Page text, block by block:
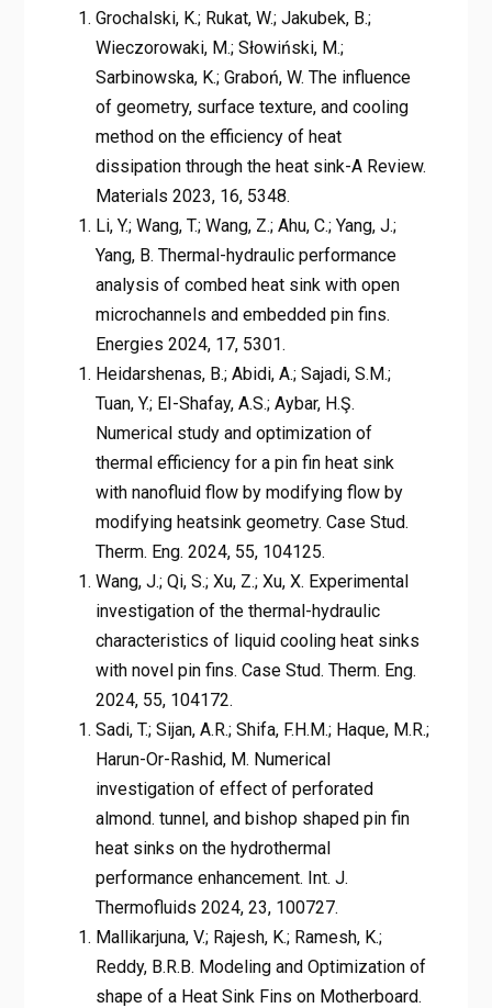
Grochalski, K.; Rukat, W.; Jakubek, B.;
Wieczorowaki, M.; Słowiński, M.;
Sarbinowska, K.; Graboń, W. The influence
of geometry, surface texture, and cooling
method on the efficiency of heat
dissipation through the heat sink-A Review.
Materials 2023, 16, 5348.
Li, Y.; Wang, T.; Wang, Z.; Ahu, C.; Yang, J.;
Yang, B. Thermal-hydraulic performance
analysis of combed heat sink with open
microchannels and embedded pin fins.
Energies 2024, 17, 5301.
Heidarshenas, B.; Abidi, A.; Sajadi, S.M.;
Tuan, Y.; EI-Shafay, A.S.; Aybar, H.Ş.
Numerical study and optimization of
thermal efficiency for a pin fin heat sink
with nanofluid flow by modifying flow by
modifying heatsink geometry. Case Stud.
Therm. Eng. 2024, 55, 104125.
Wang, J.; Qi, S.; Xu, Z.; Xu, X. Experimental
investigation of the thermal-hydraulic
characteristics of liquid cooling heat sinks
with novel pin fins. Case Stud. Therm. Eng.
2024, 55, 104172.
Sadi, T.; Sijan, A.R.; Shifa, F.H.M.; Haque, M.R.;
Harun-Or-Rashid, M. Numerical
investigation of effect of perforated
almond. tunnel, and bishop shaped pin fin
heat sinks on the hydrothermal
performance enhancement. Int. J.
Thermofluids 2024, 23, 100727.
Mallikarjuna, V.; Rajesh, K.; Ramesh, K.;
Reddy, B.R.B. Modeling and Optimization of
shape of a Heat Sink Fins on Motherboard.